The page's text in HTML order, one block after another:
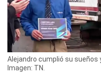
Alejandro cumplió su sueños
Imagen: TN.